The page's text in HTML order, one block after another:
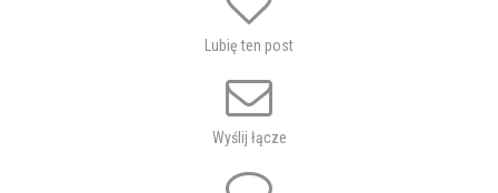
Kapela
Lubię ten post
Wyślij łącze